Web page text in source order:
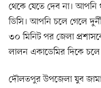
থেকে যেতে দেব না। আপনি
ডিসি। আপনি চলে গেলে
৩০ মিনিট পর জেলা
লালন একাডেমির দিকে চলে
দৌলতপুর উপজেলা যুব